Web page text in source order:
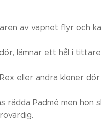
av vapnet flyr och
lämnar ett hål i
eller andra kloner
rädda Padmé men